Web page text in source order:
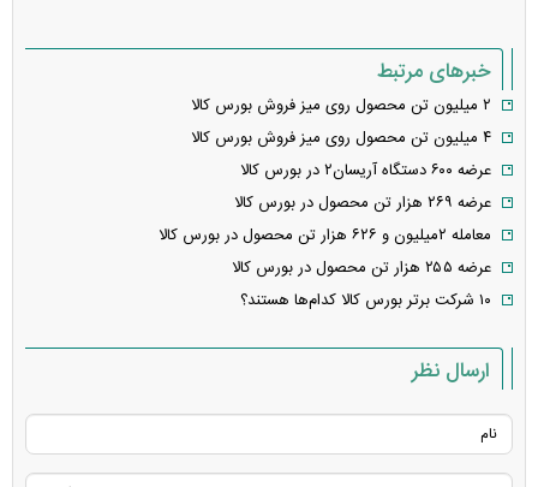
خبرهای مرتبط
۲ میلیون تن محصول روی میز فروش بورس کالا
۴ میلیون تن محصول روی میز فروش بورس کالا
عرضه ۶۰۰ دستگاه آریسان۲ در بورس کالا
عرضه ۲۶۹ هزار تن محصول در بورس کالا
معامله ۲میلیون و ۶۲۶ هزار تن محصول در بورس کالا
عرضه ۲۵۵ هزار تن محصول در بورس کالا
۱۰ شرکت برتر بورس کالا کدام‌ها هستند؟
ارسال نظر